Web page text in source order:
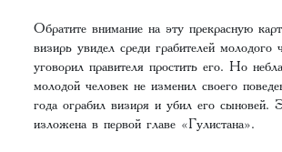
Обратите внимание на эту прекрасную
визирь увидел среди грабителей молодого
уговорил правителя простить его. Но
молодой человек не изменил своего
года ограбил визиря и убил его сыновей.
изложена в первой главе «Гулистана».